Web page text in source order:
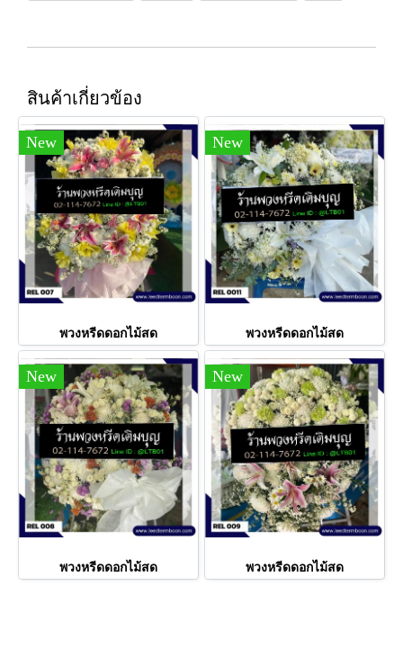
สินค้าเกี่ยวข้อง
New
พวงหรีดดอกไม้สด
New
พวงหรีดดอกไม้สด
New
พวงหรีดดอกไม้สด
New
พวงหรีดดอกไม้สด